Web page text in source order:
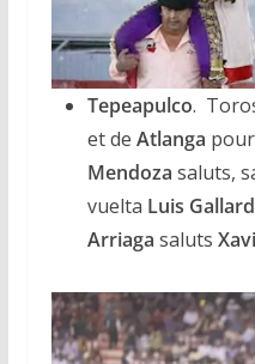
Tepeapulco.
et de Atlanga pour
Mendoza saluts,
vuelta Luis
Arriaga saluts